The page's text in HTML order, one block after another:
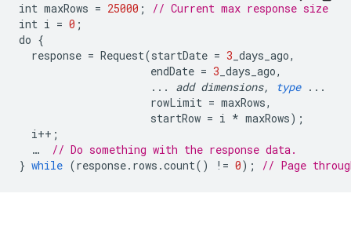
int maxRows = 25000 ;
// Current max response size
int i = 0 ;
do {
response = Request(startDate = 3 _days_ago,
endDate = 3 _days_ago,
...
add dimensions, type ...
rowLimit = maxRows,
startRow = i * maxRows);
i++ ;
…
// Do something with the response data.
} while (response. rows .count() != 0); // Page